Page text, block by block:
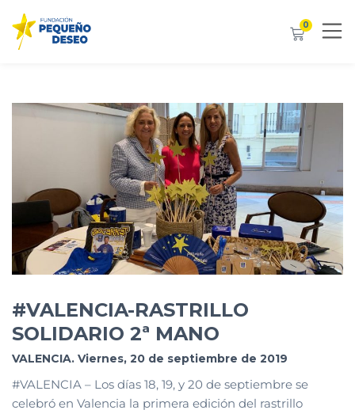
0
#VALENCIA-RASTRILLO
SOLIDARIO 2ª MANO
VALENCIA. Viernes, 20 de septiembre de 2019
#VALENCIA – Los días 18, 19, y 20 de septiembre se
celebró en Valencia la primera edición del rastrillo